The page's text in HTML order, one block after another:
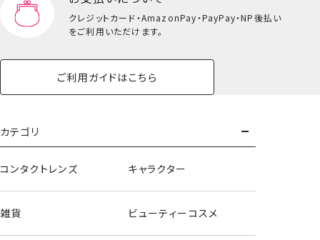
クレジットカード・AmazonPay・PayPay・NP後払い
をご利用いただけます。
ご利用ガイドはこちら
カテゴリ
コンタクトレンズ キャラクター
雑貨 ビューティーコスメ